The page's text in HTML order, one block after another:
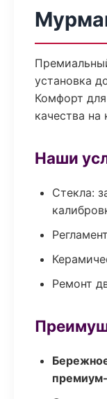
установка
Комфорт
качества
Наши
Стекла:
Ремонт